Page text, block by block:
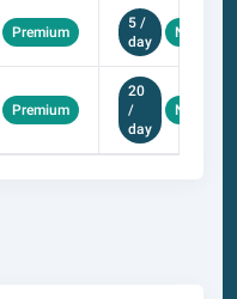
Premium
5 /
day
Premium
20
/
day